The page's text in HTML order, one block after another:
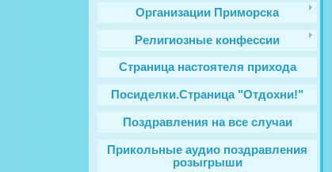
Организации Приморска
Религиозные конфессии
Cтраница настоятеля прихода
Посиделки.Страница "Отдохни!"
Поздравления на все случаи
Прикольные аудио поздравления
розыгрыши